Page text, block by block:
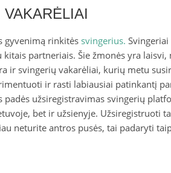
gyvenimą rinkitės svingerius.
partneriais. Šie žmonės yra laisvi,
ir svingerių vakarėliai, kurių metu
ir rasti labiausiai patinkantį
padės užsiregistravimas svingerių
bet ir užsienyje. Užsiregistruoti
neturite antros pusės, tai padaryti